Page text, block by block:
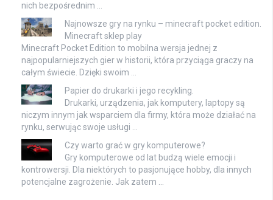
nich bezpośrednim …
Najnowsze gry na rynku – minecraft pocket edition.
Minecraft sklep play
Minecraft Pocket Edition to mobilna wersja jednej z
najpopularniejszych gier w historii, która przyciąga graczy na
całym świecie. Dzięki swoim …
Papier do drukarki i jego recykling.
Drukarki, urządzenia, jak komputery, laptopy są
niczym innym jak wsparciem dla firmy, która może działać na
rynku, serwując swoje usługi …
Czy warto grać w gry komputerowe?
Gry komputerowe od lat budzą wiele emocji i
kontrowersji. Dla niektórych to pasjonujące hobby, dla innych
potencjalne zagrożenie. Jak zatem …